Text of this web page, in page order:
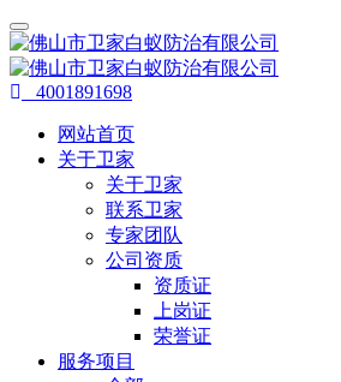
4001891698
网站首页
关于卫家
关于卫家
联系卫家
专家团队
公司资质
资质证
上岗证
荣誉证
服务项目